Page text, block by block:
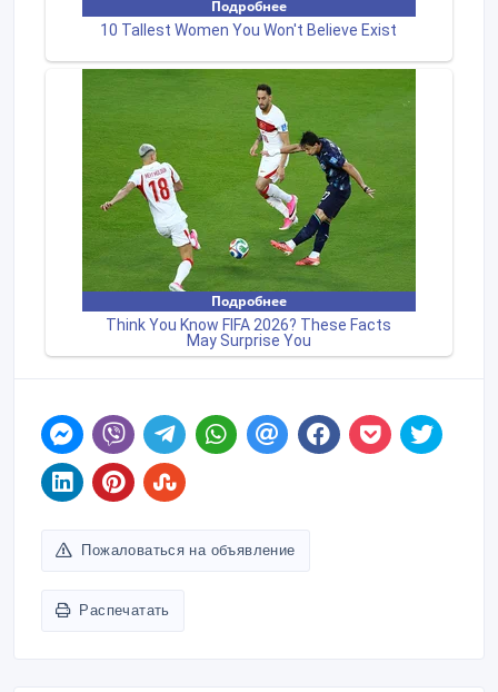
Пожаловаться на объявление
Распечатать